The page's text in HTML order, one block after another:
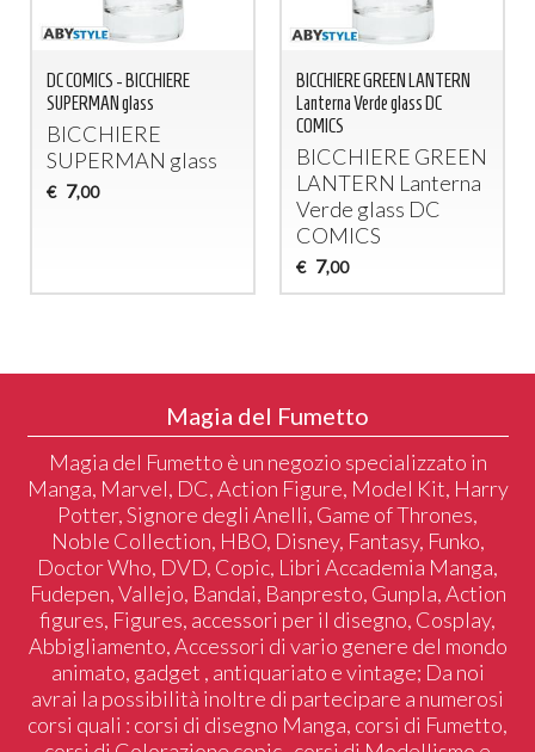
DC COMICS - BICCHIERE
SUPERMAN glass
BICCHIERE
SUPERMAN glass
€ 7,00
BICCHIERE GREEN LANTERN
Lanterna Verde glass DC
COMICS
BICCHIERE GREEN
LANTERN Lanterna
Verde glass DC
COMICS
€ 7,00
Magia del Fumetto
Magia del Fumetto è un negozio specializzato in
Manga, Marvel, DC, Action Figure, Model Kit, Harry
Potter, Signore degli Anelli, Game of Thrones,
Noble Collection, HBO, Disney, Fantasy, Funko,
Doctor Who, DVD, Copic, Libri Accademia Manga,
Fudepen, Vallejo, Bandai, Banpresto, Gunpla, Action
figures, Figures, accessori per il disegno, Cosplay,
Abbigliamento, Accessori di vario genere del mondo
animato, gadget , antiquariato e vintage; Da noi
avrai la possibilità inoltre di partecipare a numerosi
corsi quali : corsi di disegno Manga, corsi di Fumetto,